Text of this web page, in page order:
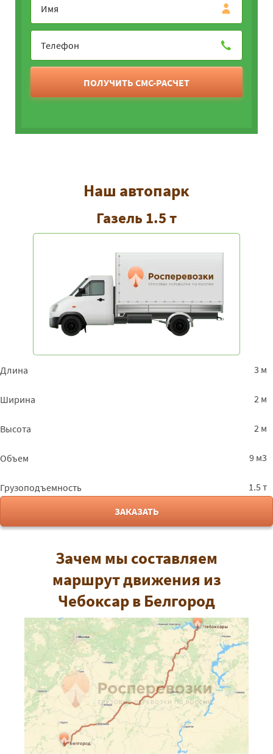
ПОЛУЧИТЬ СМС-РАСЧЕТ
Наш автопарк
Газель 1.5 т
Длина 3 м
Ширина 2 м
Высота 2 м
Объем 9 м3
Грузоподъемность
1.5 т
ЗАКАЗАТЬ
Зачем мы составляем
маршрут движения из
Чебоксар в Белгород